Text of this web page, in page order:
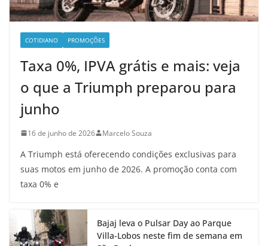
COTIDIANO PROMOÇÕES
Taxa 0%, IPVA grátis e mais: veja
o que a Triumph preparou para
junho
16 de junho de 2026 Marcelo Souza
A Triumph está oferecendo condições exclusivas para
suas motos em junho de 2026. A promoção conta com
taxa 0% e
Bajaj leva o Pulsar Day ao Parque
Villa-Lobos neste fim de semana em